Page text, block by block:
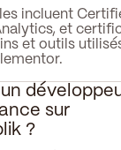
incluent
et
et outils
sur
?